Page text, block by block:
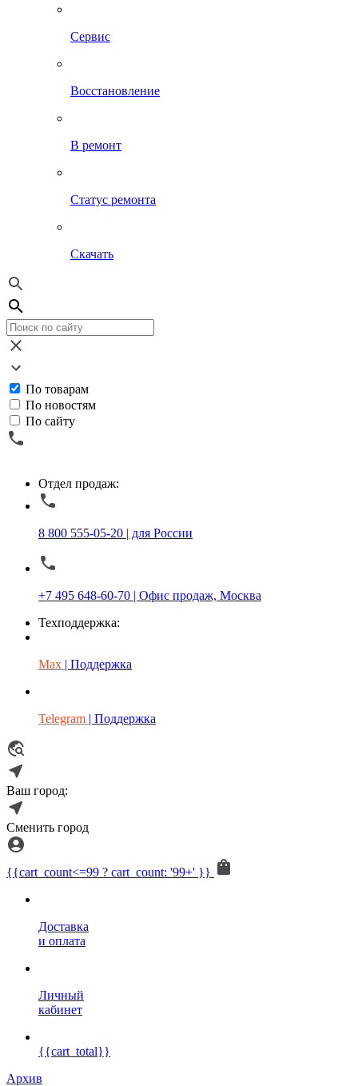
Сервис
Восстановление
В ремонт
Статус ремонта
Скачать
По товарам
По новостям
По сайту
Отдел продаж:
8 800 555-05-20 | для России
+7 495 648-60-70 | Офис продаж, Москва
Техподдержка:
Max | Поддержка
Telegram | Поддержка
Ваш город:
Сменить город
{{cart_count<=99 ? cart_count: '99+' }}
Доставка
и оплата
Личный
кабинет
{{cart_total}}
Архив